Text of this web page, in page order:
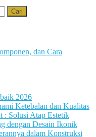
dan Cara
2026
Ketebalan dan Kualitas
: Solusi Atap Estetik
dengan Desain Ikonik
dalam Konstruksi